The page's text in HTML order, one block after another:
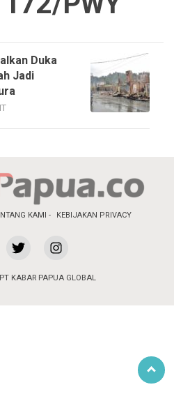
Duka
Jadi
KAMI KEBIJAKAN PRIVACY
KABAR PAPUA GLOBAL